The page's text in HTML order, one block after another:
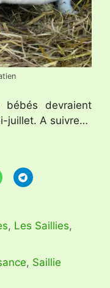
devraient
juillet. A suivre…
, Les Saillies,
, Saillie